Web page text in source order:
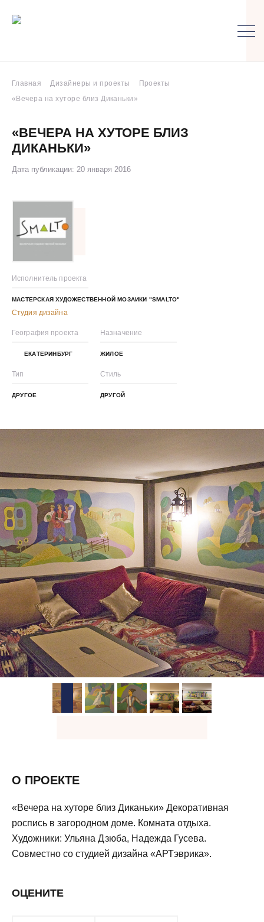
Главная Дизайнеры и проекты
Проекты
«Вечера на хуторе близ Диканьки»
«ВЕЧЕРА НА ХУТОРЕ БЛИЗ
ДИКАНЬКИ»
Дата публикации: 20 января 2016
Исполнитель проекта
МАСТЕРСКАЯ ХУДОЖЕСТВЕННОЙ МОЗАИКИ "SMALTO"
Студия дизайна
География проекта
ЕКАТЕРИНБУРГ
Назначение
ЖИЛОЕ
Тип
ДРУГОЕ
Стиль
ДРУГОЙ
О ПРОЕКТЕ
«Вечера на хуторе близ Диканьки» Декоративная
роспись в загородном доме. Комната отдыха.
Художники: Ульяна Дзюба, Надежда Гусева.
Совместно со студией дизайна «АРТэврика».
ОЦЕНИТЕ